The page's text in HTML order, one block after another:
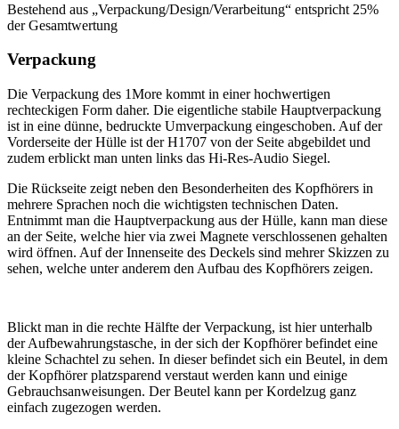
Bestehend aus „Verpackung/Design/Verarbeitung“ entspricht 25%
der Gesamtwertung
Verpackung
Die Verpackung des 1More kommt in einer hochwertigen
rechteckigen Form daher. Die eigentliche stabile Hauptverpackung
ist in eine dünne, bedruckte Umverpackung eingeschoben. Auf der
Vorderseite der Hülle ist der H1707 von der Seite abgebildet und
zudem erblickt man unten links das Hi-Res-Audio Siegel.
Die Rückseite zeigt neben den Besonderheiten des Kopfhörers in
mehrere Sprachen noch die wichtigsten technischen Daten.
Entnimmt man die Hauptverpackung aus der Hülle, kann man diese
an der Seite, welche hier via zwei Magnete verschlossenen gehalten
wird öffnen. Auf der Innenseite des Deckels sind mehrer Skizzen zu
sehen, welche unter anderem den Aufbau des Kopfhörers zeigen.
Blickt man in die rechte Hälfte der Verpackung, ist hier unterhalb
der Aufbewahrungstasche, in der sich der Kopfhörer befindet eine
kleine Schachtel zu sehen. In dieser befindet sich ein Beutel, in dem
der Kopfhörer platzsparend verstaut werden kann und einige
Gebrauchsanweisungen. Der Beutel kann per Kordelzug ganz
einfach zugezogen werden.